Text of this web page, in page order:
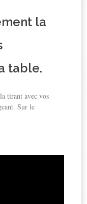
la
table.
tirant avec vos
Sur le